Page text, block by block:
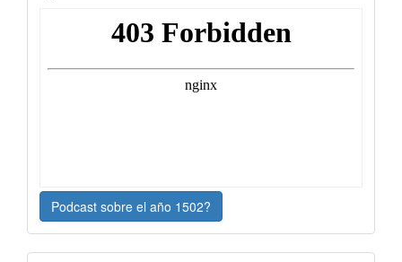
Podcast sobre el año 1502?